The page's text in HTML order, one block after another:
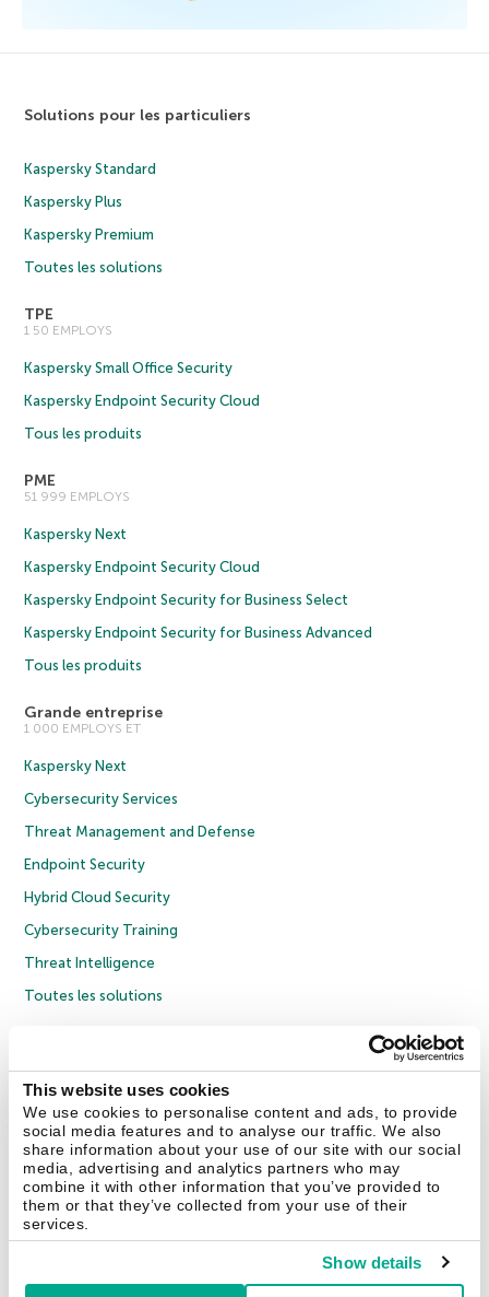
This website uses cookies
We use cookies to personalise content and ads, to provide
social media features and to analyse our traffic. We also
share information about your use of our site with our social
media, advertising and analytics partners who may
combine it with other information that you’ve provided to
them or that they’ve collected from your use of their
services.
Show details
Solutions pour les particuliers
Kaspersky Standard
Kaspersky Plus
Kaspersky Premium
Toutes les solutions
TPE
1 50 EMPLOYS
Kaspersky Small Office Security
Kaspersky Endpoint Security Cloud
Tous les produits
PME
51 999 EMPLOYS
Kaspersky Next
Kaspersky Endpoint Security Cloud
Kaspersky Endpoint Security for Business Select
Kaspersky Endpoint Security for Business Advanced
Tous les produits
Grande entreprise
1 000 EMPLOYS ET
Kaspersky Next
Cybersecurity Services
Threat Management and Defense
Endpoint Security
Hybrid Cloud Security
Cybersecurity Training
Threat Intelligence
Toutes les solutions
Politique de confidentialité
Politique anticorruption
Contrat de licence grand public
Contrat de licence entreprises
Cookies
Nous contacter À propos Partenaires Blog Communiqués de presse
Securelist Eugene Personal Blog Encyclopédie de Kaspersky